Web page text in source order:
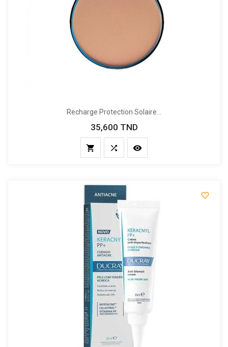
Recharge Protection Solaire...
Prix
35,600 TND
  
